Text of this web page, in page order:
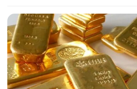
पश्चिम राजमार्ग अवरुद्ध [...]